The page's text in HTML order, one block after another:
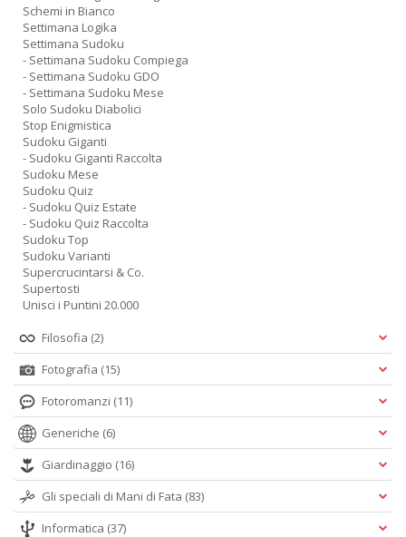
Schemi in Bianco
Settimana Logika
Settimana Sudoku
- Settimana Sudoku Compiega
- Settimana Sudoku GDO
- Settimana Sudoku Mese
Solo Sudoku Diabolici
Stop Enigmistica
Sudoku Giganti
- Sudoku Giganti Raccolta
Sudoku Mese
Sudoku Quiz
- Sudoku Quiz Estate
- Sudoku Quiz Raccolta
Sudoku Top
Sudoku Varianti
Supercrucintarsi & Co.
Supertosti
Unisci i Puntini 20.000
Filosofia (2)
Fotografia (15)
Fotoromanzi (11)
Generiche (6)
Giardinaggio (16)
Gli speciali di Mani di Fata (83)
Informatica (37)